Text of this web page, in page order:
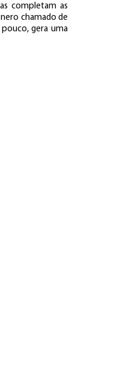
completam as
chamado de
gera uma